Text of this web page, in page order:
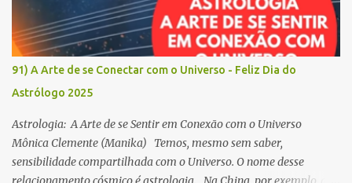
s
91) A Arte de se Conectar com o Universo - Feliz Dia do
Astrólogo 2025
Astrologia: A Arte de se Sentir em Conexão com o Universo
Mônica Clemente (Manika) Temos, mesmo sem saber,
sensibilidade compartilhada com o Universo. O nome desse